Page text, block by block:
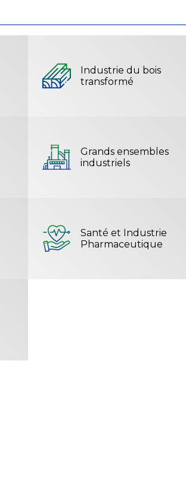
Industrie du bois
transformé
Grands ensembles
industriels
Santé et Industrie
Pharmaceutique